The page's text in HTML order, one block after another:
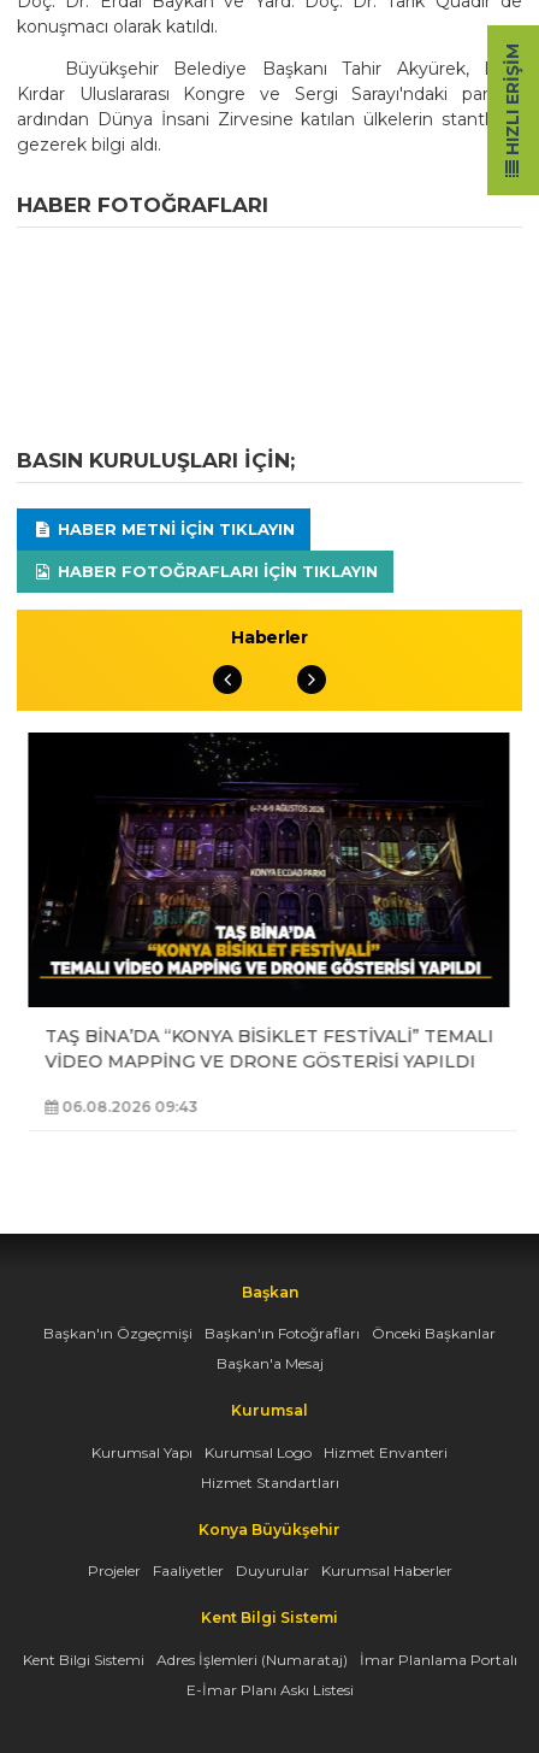
konuşmacı olarak katıldı.
Büyükşehir Belediye Başkanı Tahir Akyürek, Lütfi
Kırdar Uluslararası Kongre ve Sergi Sarayı'ndaki panelin
ardından Dünya İnsani Zirvesine katılan ülkelerin stantlarını
gezerek bilgi aldı.
HABER FOTOĞRAFLARI
BASIN KURULUŞLARI IÇIN;
HABER METNI IÇIN TIKLAYIN
HABER FOTOĞRAFLARI IÇIN TIKLAYIN
Haberler
TAŞ BİNA’DA “KONYA BİSİKLET FESTİVALİ” TEMALI
VİDEO MAPPİNG VE DRONE GÖSTERİSİ YAPILDI
06.08.2026 09:43
Başkan
Başkan'ın Özgeçmişi Başkan'ın Fotoğrafları
Önceki Başkanlar
Başkan'a Mesaj
Kurumsal
Kurumsal Yapı Kurumsal Logo
Hizmet Envanteri
Hizmet Standartları
Konya Büyükşehir
Projeler Faaliyetler Duyurular Kurumsal Haberler
Kent Bilgi Sistemi
Kent Bilgi Sistemi Adres İşlemleri (Numarataj)
İmar Planlama Portalı
E-İmar Planı Askı Listesi
HIZLI ERIŞIM